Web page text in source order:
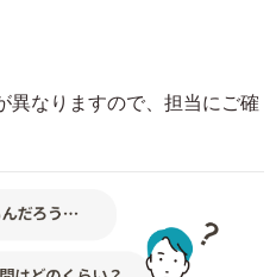
なりますので、担当にご確